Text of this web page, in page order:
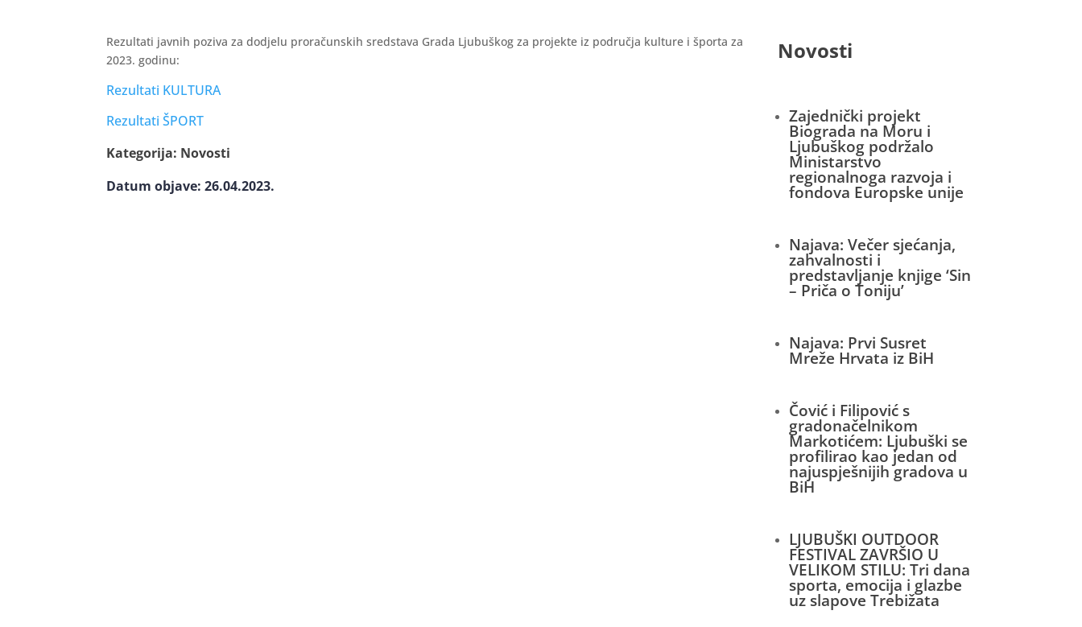
Rezultati javnih poziva za dodjelu proračunskih sredstava Grada Ljubuškog za projekte iz područja kulture i športa za
2023. godinu:
Rezultati KULTURA
Rezultati ŠPORT
Kategorija: Novosti
Datum objave: 26.04.2023.
Novosti
Zajednički projekt
Biograda na Moru i
Ljubuškog podržalo
Ministarstvo
regionalnoga razvoja i
fondova Europske unije
Najava: Večer sjećanja,
zahvalnosti i
predstavljanje knjige ‘Sin
– Priča o Toniju’
Najava: Prvi Susret
Mreže Hrvata iz BiH
Čović i Filipović s
gradonačelnikom
Markotićem: Ljubuški se
profilirao kao jedan od
najuspješnijih gradova u
BiH
LJUBUŠKI OUTDOOR
FESTIVAL ZAVRŠIO U
VELIKOM STILU: Tri dana
sporta, emocija i glazbe
uz slapove Trebižata